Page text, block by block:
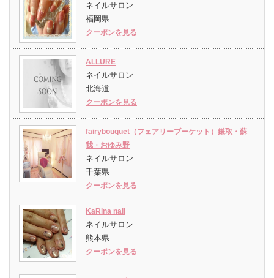
ネイルサロン
福岡県
クーポンを見る
ALLURE
ネイルサロン
北海道
クーポンを見る
fairybouquet（フェアリーブーケット）鎌取・蘇
我・おゆみ野
ネイルサロン
千葉県
クーポンを見る
KaRina nail
ネイルサロン
熊本県
クーポンを見る